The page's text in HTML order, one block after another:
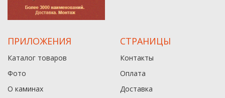
ПРИЛОЖЕНИЯ
Каталог товаров
Фото
О каминах
СТРАНИЦЫ
Контакты
Оплата
Доставка